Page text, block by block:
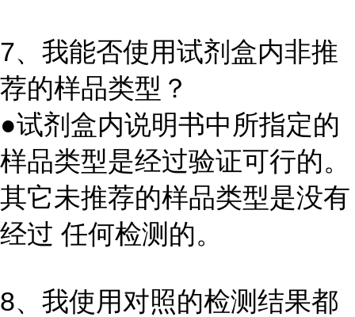
7、我能否使用试剂盒内非推
荐的样品类型？
●试剂盒内说明书中所指定的
样品类型是经过验证可行的。
其它未推荐的样品类型是没有
经过 任何检测的。
8、我使用对照的检测结果都